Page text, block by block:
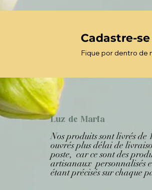
Cadastre-
Fique por dentro de
Luz de Maria
Nos produits sont livrés de
ouvrés plus délai de
poste, car ce sont des
artisanaux personnalisés
étant précisés sur chaque